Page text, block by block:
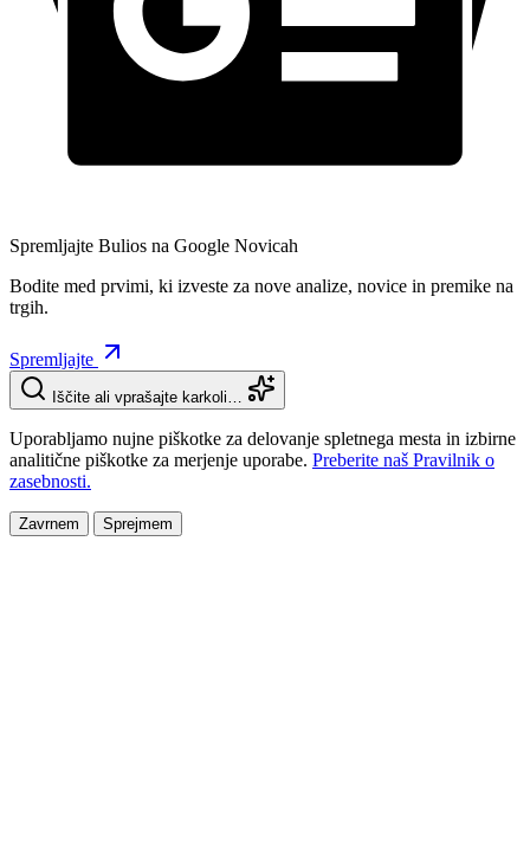
Spremljajte Bulios na Google Novicah
Bodite med prvimi, ki izveste za nove analize, novice in premike na
trgih.
Spremljajte
Iščite ali vprašajte karkoli…
Uporabljamo nujne piškotke za delovanje spletnega mesta in izbirne
analitične piškotke za merjenje uporabe. Preberite naš Pravilnik o
zasebnosti.
Zavrnem Sprejmem